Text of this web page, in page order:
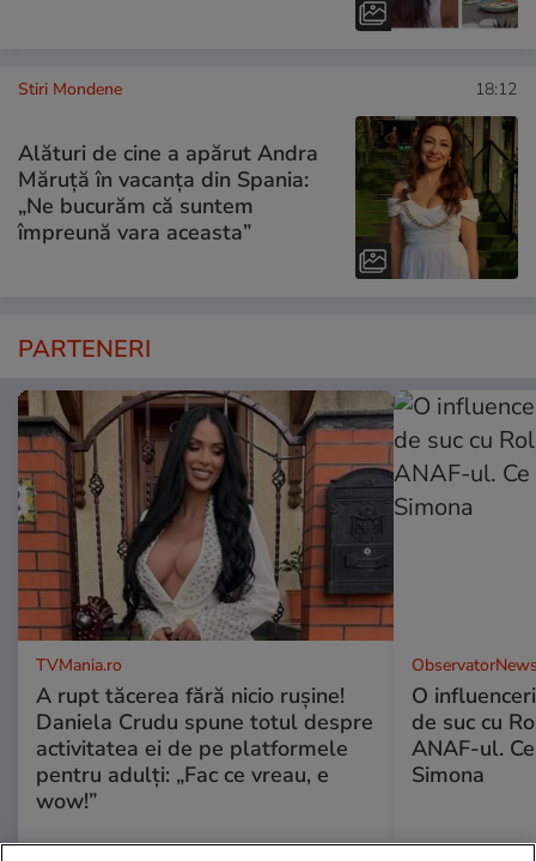
Stiri Mondene 18:12
Alături de cine a apărut Andra
Măruță în vacanța din Spania:
„Ne bucurăm că suntem
împreună vara aceasta”
PARTENERI
TVMania.ro
A rupt tăcerea fără nicio rușine!
Daniela Crudu spune totul despre
activitatea ei de pe platformele
pentru adulți: „Fac ce vreau, e
wow!”
O
de suc cu
ANAF-ul.
Simona